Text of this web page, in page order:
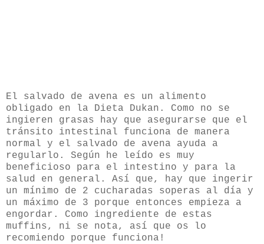
El salvado de avena es un alimento
obligado en la Dieta Dukan. Como no se
ingieren grasas hay que asegurarse que el
tránsito intestinal funciona de manera
normal y el salvado de avena ayuda a
regularlo. Según he leído es muy
beneficioso para el intestino y para la
salud en general. Así que, hay que ingerir
un mínimo de 2 cucharadas soperas al día y
un máximo de 3 porque entonces empieza a
engordar. Como ingrediente de estas
muffins, ni se nota, así que os lo
recomiendo porque funciona!